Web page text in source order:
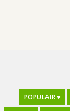
POPULAIR ♥